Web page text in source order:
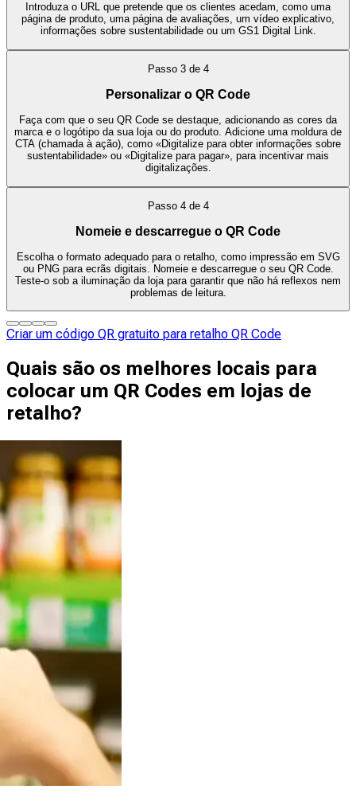
Introduza o URL que pretende que os clientes acedam, como uma
página de produto, uma página de avaliações, um vídeo explicativo,
informações sobre sustentabilidade ou um GS1 Digital Link.
Passo 3 de 4
Personalizar o QR Code
Faça com que o seu QR Code se destaque, adicionando as cores da
marca e o logótipo da sua loja ou do produto. Adicione uma moldura de
CTA (chamada à ação), como «Digitalize para obter informações sobre
sustentabilidade» ou «Digitalize para pagar», para incentivar mais
digitalizações.
Passo 4 de 4
Nomeie e descarregue o QR Code
Escolha o formato adequado para o retalho, como impressão em SVG
ou PNG para ecrãs digitais. Nomeie e descarregue o seu QR Code.
Teste-o sob a iluminação da loja para garantir que não há reflexos nem
problemas de leitura.
Criar um código QR gratuito para retalho QR Code
Quais são os melhores locais para
colocar um QR Codes em lojas de
retalho?